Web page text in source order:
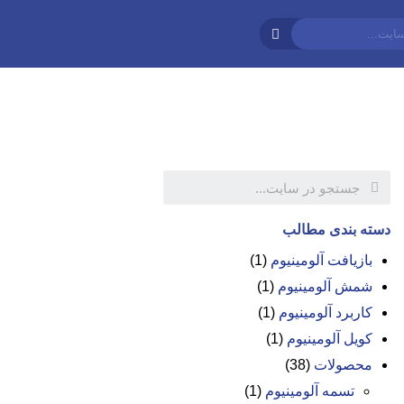
دسته بندی مطالب
بازیافت آلومینیوم (1)
شمش آلومینیوم (1)
کاربرد آلومینیوم (1)
کویل آلومینیوم (1)
محصولات (38)
تسمه آلومینیوم (1)